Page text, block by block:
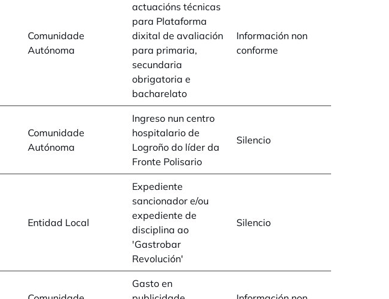
Comunidade
Autónoma
actuacións técnicas
para Plataforma
dixital de avaliación
para primaria,
secundaria
obrigatoria e
bacharelato
Información non
conforme
Comunidade
Autónoma
Ingreso nun centro
hospitalario de
Logroño do líder da
Fronte Polisario
Silencio
Entidad Local
Expediente
sancionador e/ou
expediente de
disciplina ao
'Gastrobar
Revolución'
Silencio
Gasto en